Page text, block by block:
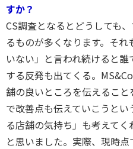
すか？
CS調査となるとどうしても
るものが多くなります。そ
いない」と言われ続けると
する反発も出てくる。
舗の良いところを伝えるこ
で改善点も伝えていこうとい
る店舗の気持ち」も考えて
と思いました。実際、現時